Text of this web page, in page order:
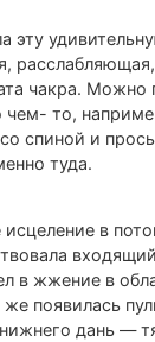
эту
чакра. Можно
чем- то,
спиной и
туда.
исцеление в
в жжение в
появилась
дань —